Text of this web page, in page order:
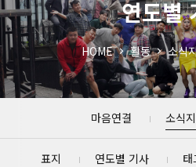
연도별
HOME 활동 소식
마음연결 소식지
표지 연도별 기사